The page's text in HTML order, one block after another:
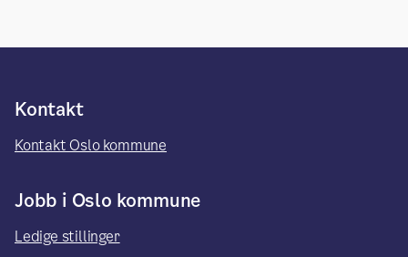
Kontakt
Kontakt Oslo kommune
Jobb i Oslo kommune
Ledige stillinger